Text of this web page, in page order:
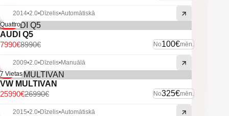
2014•2.0•Dīzelis•Automātiskā
-11%
Quattro
AUDI Q5
No100€mēn.
8990€
7990€
2009•2.0•Dīzelis•Manuālā
-4%
7 Vietas
VW MULTIVAN
No325€mēn.
26990€
25990€
2015•2.0•Dīzelis•Automātiskā